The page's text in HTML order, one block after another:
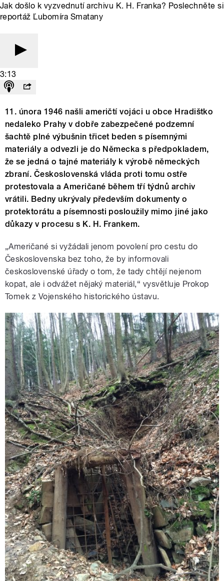
Jak došlo k vyzvednutí archivu K. H. Franka? Poslechněte si
reportáž Ľubomíra Smatany
3:13
11. února 1946 našli američtí vojáci u obce Hradištko
nedaleko Prahy v dobře zabezpečené podzemní
šachtě plné výbušnin třicet beden s písemnými
materiály a odvezli je do Německa s předpokladem,
že se jedná o tajné materiály k výrobě německých
zbraní. Československá vláda proti tomu ostře
protestovala a Američané během tří týdnů archiv
vrátili. Bedny ukrývaly především dokumenty o
protektorátu a písemnosti posloužily mimo jiné jako
důkazy v procesu s K. H. Frankem.
„Američané si vyžádali jenom povolení pro cestu do
Československa bez toho, že by informovali
československé úřady o tom, že tady chtějí nejenom
kopat, ale i odvážet nějaký materiál,“ vysvětluje Prokop
Tomek z Vojenského historického ústavu.